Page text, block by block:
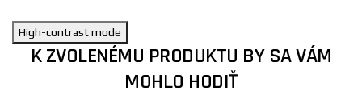
High-contrast mode
K ZVOLENÉMU PRODUKTU BY SA VÁM
MOHLO HODIŤ